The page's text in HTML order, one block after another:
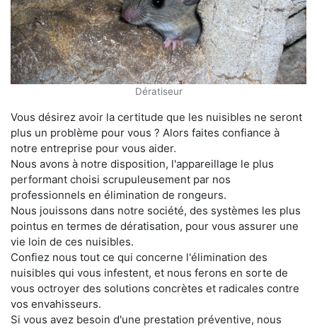
Dératiseur
Vous désirez avoir la certitude que les nuisibles ne seront
plus un problème pour vous ? Alors faites confiance à
notre entreprise pour vous aider.
Nous avons à notre disposition, l'appareillage le plus
performant choisi scrupuleusement par nos
professionnels en élimination de rongeurs.
Nous jouissons dans notre société, des systèmes les plus
pointus en termes de dératisation, pour vous assurer une
vie loin de ces nuisibles.
Confiez nous tout ce qui concerne l'élimination des
nuisibles qui vous infestent, et nous ferons en sorte de
vous octroyer des solutions concrètes et radicales contre
vos envahisseurs.
Si vous avez besoin d'une prestation préventive, nous